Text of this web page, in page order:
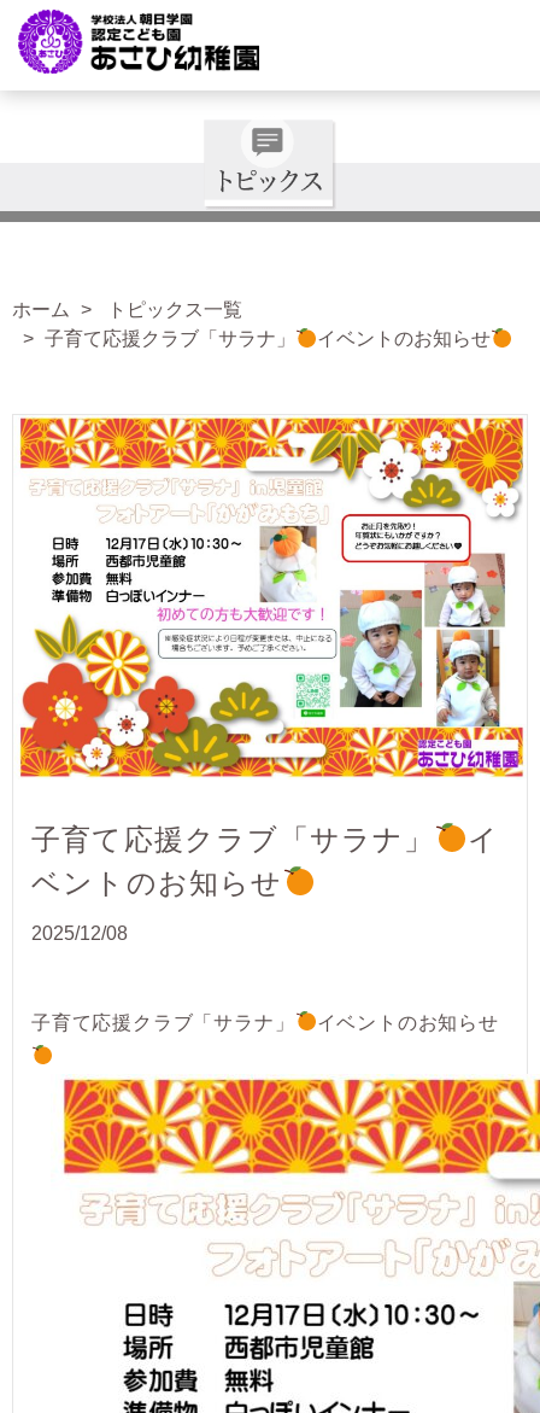
ホーム
トピックス一覧
子育て応援クラブ「サラナ」
イベントのお知らせ
子育て応援クラブ「サラナ」
イ
ベントのお知らせ
2025/12/08
子育て応援クラブ「サラナ」 イベントのお知らせ